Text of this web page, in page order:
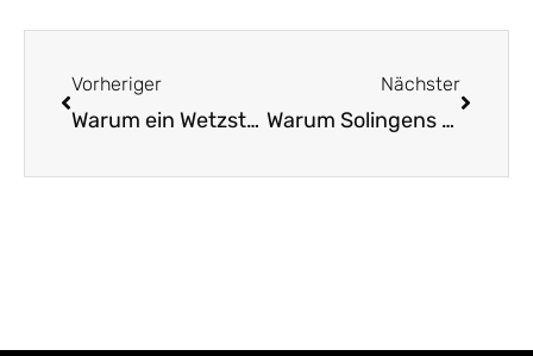
Vorheriger
Warum ein Wetzstahl dein Messer in Topform hält
Nächster
Warum Solingens Schleifstube Ihre Messer rettet